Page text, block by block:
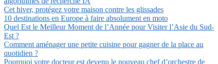
Cet hiver, protégez votre maison contre les glissades
10 destinations en Europe à faire absolument en moto
Quel Est le Meilleur Moment de l’Année pour Visiter l’Asie du Sud-
Est ?
Comment aménager une petite cuisine pour gagner de la place au
quotidien ?
Pourquoi votre docteur est devenu le nouveau chef d’orchestre de